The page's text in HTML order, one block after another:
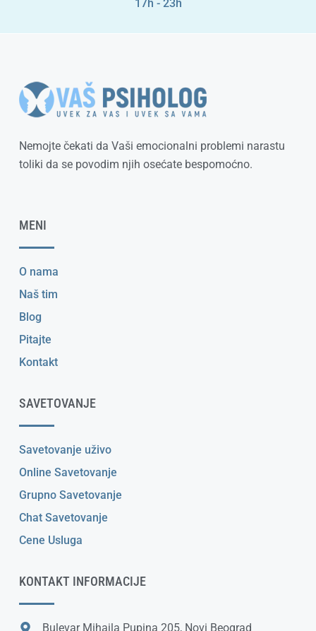
17h - 23h
Nemojte čekati da Vaši emocionalni problemi narastu
toliki da se povodim njih osećate bespomoćno.
MENI
O nama
Naš tim
Blog
Pitajte
Kontakt
SAVETOVANJE
Savetovanje uživo
Online Savetovanje
Grupno Savetovanje
Chat Savetovanje
Cene Usluga
KONTAKT INFORMACIJE
Bulevar Mihajla Pupina 205, Novi Beograd